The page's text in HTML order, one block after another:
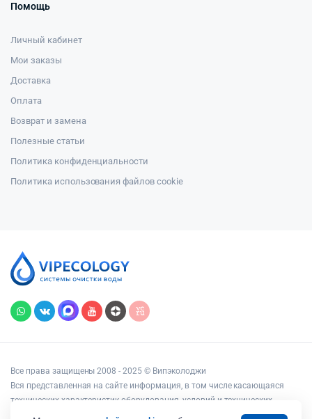
Помощь
Личный кабинет
Мои заказы
Доставка
Оплата
Возврат и замена
Полезные статьи
Политика конфиденциальности
Политика использования файлов cookie
Все права защищены 2008 - 2025 © Випэколоджи
Вся представленная на сайте информация, в том числе касающаяся
технических характеристик оборудования, условий и технических
возможностей подключения, наличия на складе, стоимости товаров и